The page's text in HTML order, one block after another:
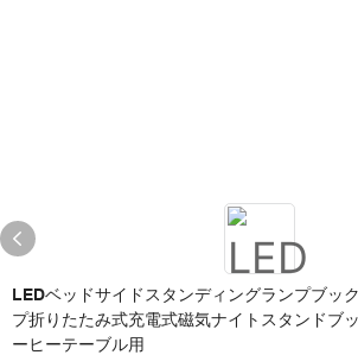
LEDベッドサイドスタンディングランプブッ
プ折りたたみ式充電式磁気ナイトスタンドブ
ーヒーテーブル用